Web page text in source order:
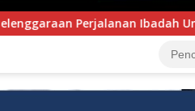
Tanpa Izin ke Kejaksaan